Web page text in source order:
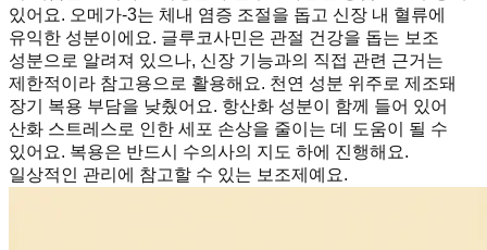
있어요. 오메가-3는 체내 염증 조절을 돕고 신장 내 혈류에
유익한 성분이에요. 글루코사민은 관절 건강을 돕는 보조
성분으로 알려져 있으나, 신장 기능과의 직접 관련 근거는
제한적이라 참고용으로 활용해요. 천연 성분 위주로 제조돼
장기 복용 부담을 낮췄어요. 항산화 성분이 함께 들어 있어
산화 스트레스로 인한 세포 손상을 줄이는 데 도움이 될 수
있어요. 복용은 반드시 수의사의 지도 하에 진행해요.
일상적인 관리에 참고할 수 있는 보조제예요.